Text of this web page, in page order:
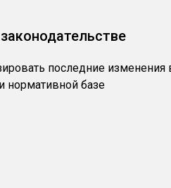
последние изменения
нормативной базе